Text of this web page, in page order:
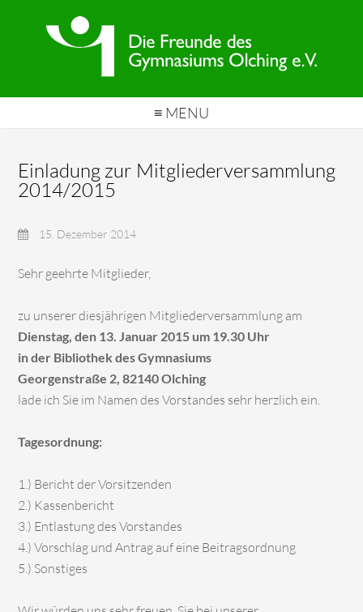
≡ MENU
Einladung zur Mitgliederversammlung
2014/2015
15. Dezember 2014
Sehr geehrte Mitglieder,
zu unserer diesjährigen Mitgliederversammlung am
Dienstag, den 13. Januar 2015 um 19.30 Uhr
in der Bibliothek des Gymnasiums
Georgenstraße 2, 82140 Olching
lade ich Sie im Namen des Vorstandes sehr herzlich ein.
Tagesordnung:
1.) Bericht der Vorsitzenden
2.) Kassenbericht
3.) Entlastung des Vorstandes
4.) Vorschlag und Antrag auf eine Beitragsordnung
5.) Sonstiges